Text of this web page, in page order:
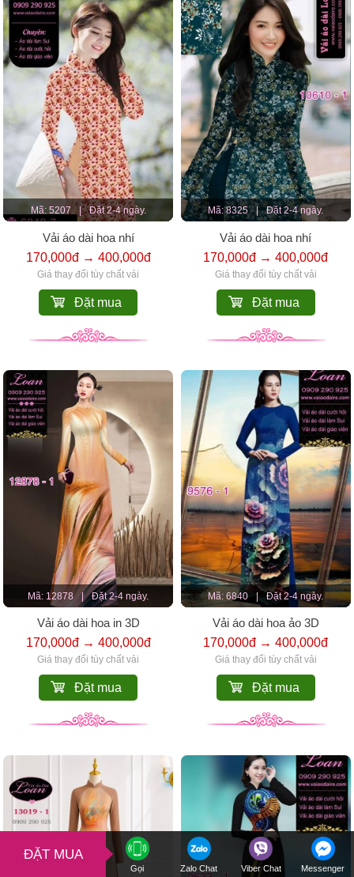
ĐẶT MUA
Gọi Zalo Chat Viber Chat Messenger
Mã: 5207 Đặt 2-4 ngày.
Vải áo dài hoa nhí
170,000đ → 400,000đ
Giá thay đổi tùy chất vải
Đặt mua
Mã: 8325 | Đặt 2-4 ngày.
Vải áo dài hoa nhí
170,000đ → 400,000đ
Giá thay đổi tùy chất vải
Đặt mua
Mã: 12878 | Đặt 2-4 ngày.
Vải áo dài hoa in 3D
170,000đ → 400,000đ
Giá thay đổi tùy chất vải
Đặt mua
Mã: 6840 | Đặt 2-4 ngày.
Vải áo dài hoa ảo 3D
170,000đ → 400,000đ
Giá thay đổi tùy chất vải
Đặt mua